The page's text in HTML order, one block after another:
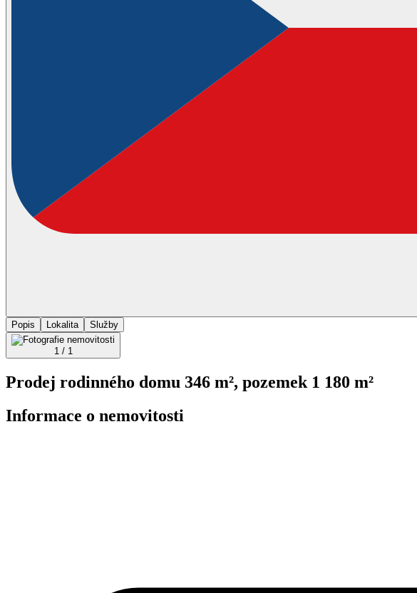
Popis
Lokalita Služby
1 / 1
Prodej rodinného domu 346 m², pozemek 1 180 m²
Informace o nemovitosti